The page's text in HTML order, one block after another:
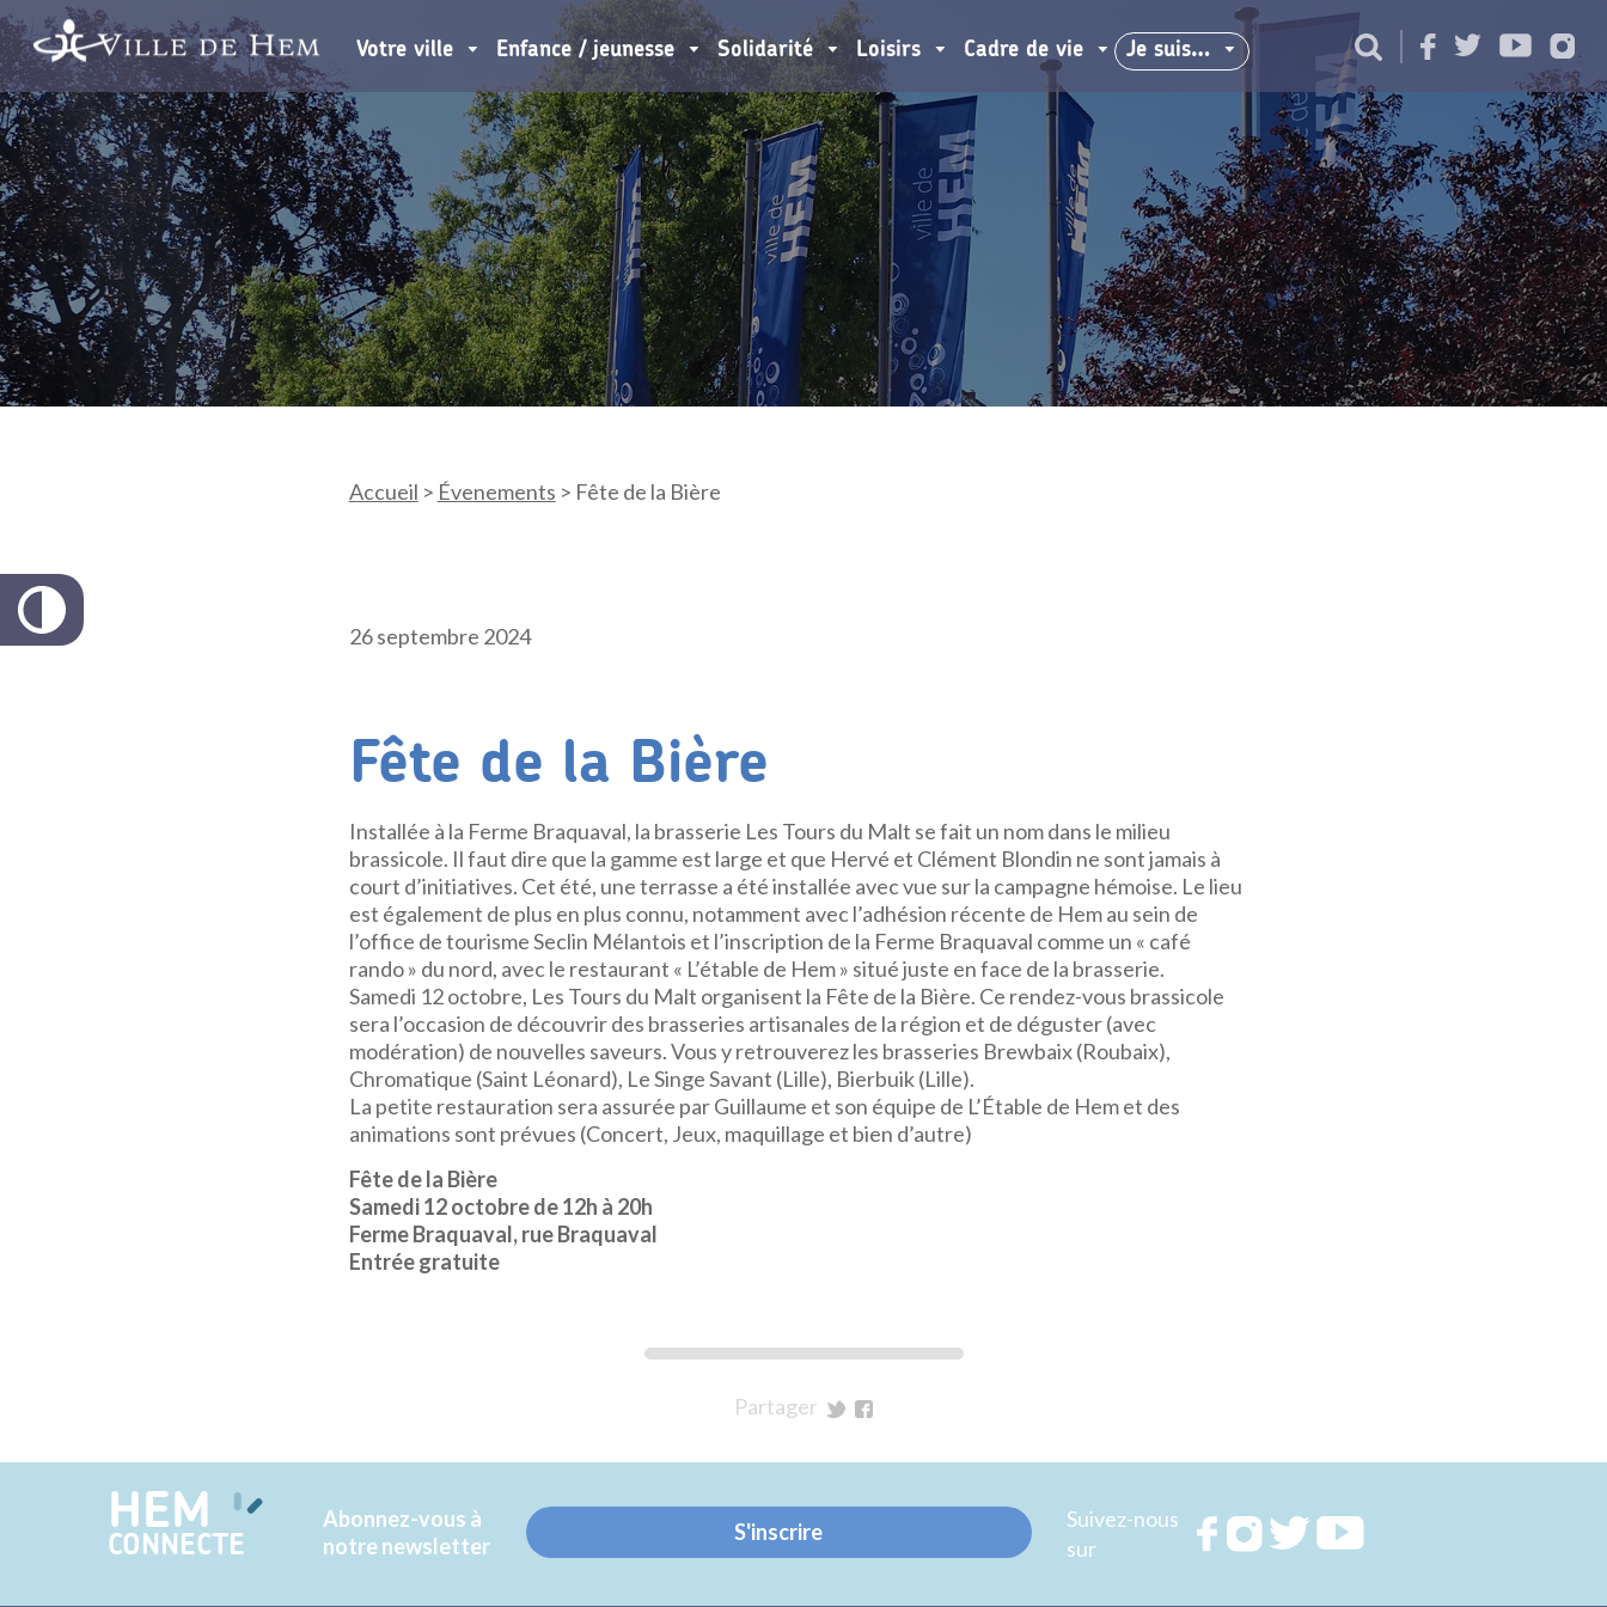
Votre ville Enfance / jeunesse Solidarité Loisirs Cadre de vie Je suis…
Accueil > Évenements > Fête de la Bière
26 septembre 2024
Fête de la Bière
Installée à la Ferme Braquaval, la brasserie Les Tours du Malt se fait un nom dans le milieu
brassicole. Il faut dire que la gamme est large et que Hervé et Clément Blondin ne sont jamais à
court d’initiatives. Cet été, une terrasse a été installée avec vue sur la campagne hémoise. Le lieu
est également de plus en plus connu, notamment avec l’adhésion récente de Hem au sein de
l’office de tourisme Seclin Mélantois et l’inscription de la Ferme Braquaval comme un « café
rando » du nord, avec le restaurant « L’étable de Hem » situé juste en face de la brasserie.
Samedi 12 octobre, Les Tours du Malt organisent la Fête de la Bière. Ce rendez-vous brassicole
sera l’occasion de découvrir des brasseries artisanales de la région et de déguster (avec
modération) de nouvelles saveurs. Vous y retrouverez les brasseries Brewbaix (Roubaix),
Chromatique (Saint Léonard), Le Singe Savant (Lille), Bierbuik (Lille).
La petite restauration sera assurée par Guillaume et son équipe de L’Étable de Hem et des
animations sont prévues (Concert, Jeux, maquillage et bien d’autre)
Fête de la Bière
Samedi 12 octobre de 12h à 20h
Ferme Braquaval, rue Braquaval
Entrée gratuite
Partager
Twitter
Facebook
HEM
CONNECTE
Abonnez-vous à
notre newsletter
S'inscrire
Suivez-nous
sur
RejoignezRejoignezRejoignez